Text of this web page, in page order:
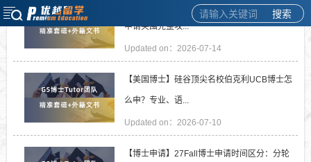
搜索
【美国博士】录取率低至1.4%！当下美国博士
申请突围完整攻...
Updated on：2026-07-14
【美国博士】硅谷顶尖名校伯克利UCB博士怎
么申？专业、语...
Updated on：2026-07-10
【博士申请】27Fall博士申请时间区分：分轮